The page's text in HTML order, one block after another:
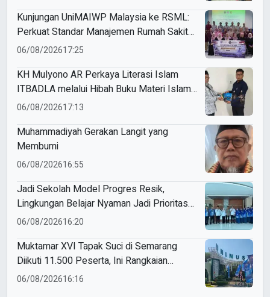
Kunjungan UniMAIWP Malaysia ke RSML:
Perkuat Standar Manajemen Rumah Sakit
Syariah
06/08/202617:25
KH Mulyono AR Perkaya Literasi Islam
ITBADLA melalui Hibah Buku Materi Islam
5 Jilid
06/08/202617:13
Muhammadiyah Gerakan Langit yang
Membumi
06/08/202616:55
Jadi Sekolah Model Progres Resik,
Lingkungan Belajar Nyaman Jadi Prioritas
Smamio Gresik
06/08/202616:20
Muktamar XVI Tapak Suci di Semarang
Diikuti 11.500 Peserta, Ini Rangkaian
Agendanya
06/08/202616:16